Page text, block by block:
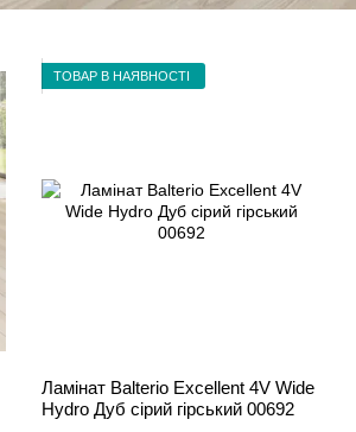
ТОВАР В НАЯВНОСТІ
Ламінат Balterio Excellent 4V Wide
Hydro Дуб сірий гірський 00692